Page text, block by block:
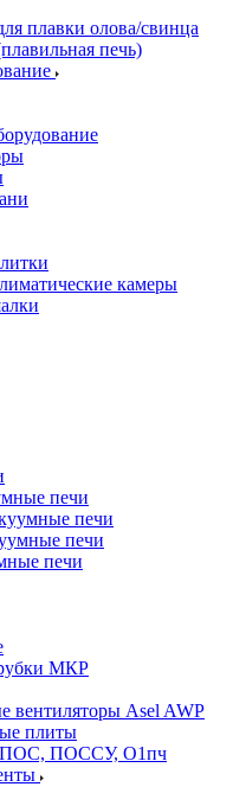
плавки олова/свинца
печь)
камеры
печи
печи
печи
печи
МКР
вентиляторы Asel AWP
плиты
ПОС, ПОССУ, О1пч